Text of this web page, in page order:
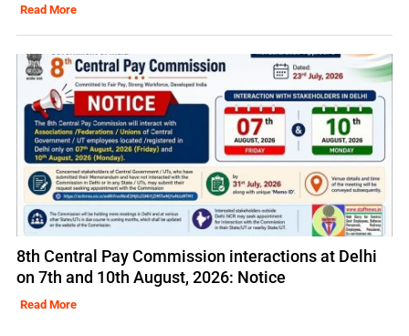
Read More
8th Central Pay Commission interactions at Delhi
on 7th and 10th August, 2026: Notice
Read More